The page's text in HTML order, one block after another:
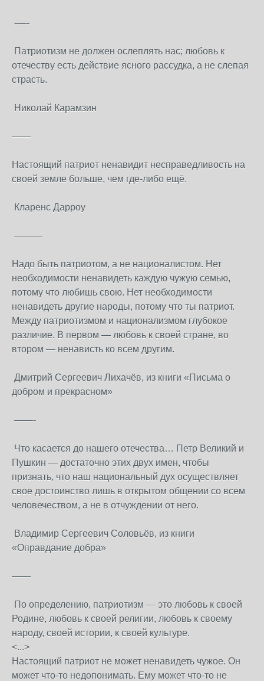
-—-
Патриотизм не должен ослеплять нас; любовь к
отечеству есть действие ясного рассудка, а не слепая
страсть.
Николай Карамзин
——
Настоящий патриот ненавидит несправедливость на
своей земле больше, чем где-либо ещё.
Кларенс Дарроу
———
Надо быть патриотом, а не националистом. Нет
необходимости ненавидеть каждую чужую семью,
потому что любишь свою. Нет необходимости
ненавидеть другие народы, потому что ты патриот.
Между патриотизмом и национализмом глубокое
различие. В первом — любовь к своей стране, во
втором — ненависть ко всем другим.
Дмитрий Сергеевич Лихачёв, из книги «Письма о
добром и прекрасном»
——-
Что касается до нашего отечества… Петр Великий и
Пушкин — достаточно этих двух имен, чтобы
признать, что наш национальный дух осуществляет
свое достоинство лишь в открытом общении со всем
человечеством, а не в отчуждении от него.
Владимир Сергеевич Соловьёв, из книги
«Оправдание добра»
——
По определению, патриотизм — это любовь к своей
Родине, любовь к своей религии, любовь к своему
народу, своей истории, к своей культуре.
<...>
Настоящий патриот не может ненавидеть чужое. Он
может что-то недопонимать. Ему может что-то не